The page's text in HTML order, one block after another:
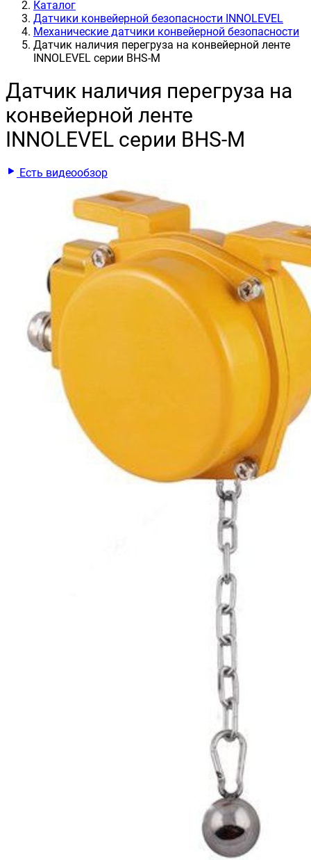
Каталог
Датчики конвейерной безопасности INNOLEVEL
Механические датчики конвейерной безопасности
Датчик наличия перегруза на конвейерной ленте
INNOLEVEL серии BHS-M
Датчик наличия перегруза на
конвейерной ленте
INNOLEVEL серии BHS-M
Есть видеообзор